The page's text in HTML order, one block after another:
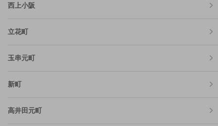
西上小阪
立花町
玉串元町
新町
高井田元町